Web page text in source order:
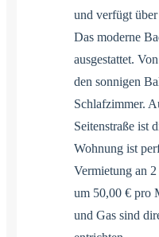
und verfügt über
Das moderne
ausgestattet.
den sonnigen
Schlafzimmer.
Seitenstraße ist
Wohnung ist
Vermietung an
um 50,00 € pro
und Gas sind